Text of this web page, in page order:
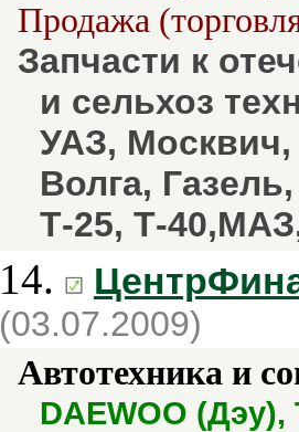
Продажа
Запчасти к
и сельхоз
УАЗ,
Волга,
Т-25, Т-
14.
(03.07.2009)
Автотехника и
DAEWOO